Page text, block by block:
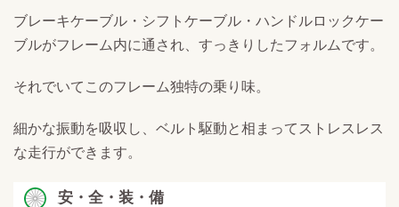
ブレーキケーブル・シフトケーブル・ハンドルロックケー
ブルがフレーム内に通され、すっきりしたフォルムです。
それでいてこのフレーム独特の乗り味。
細かな振動を吸収し、ベルト駆動と相まってストレスレス
な走行ができます。
安・全・装・備